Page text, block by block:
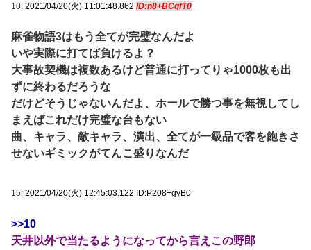
10: 2021/04/20(火) 11:01:48.862 ID:n8+BCqfT0
麻雀物語3はもう全てが完璧なんだよ
いや実際に打てば負けるよ？
大事故契機は複数あるけど普通に打ってりゃ1000枚も出
ずに終わるだろうな
だけどそうじゃないんだよ、ホールで勝つ事を無視してし
まえばこれだけ完璧な台もない
曲、キャラ、敵キャラ、演出、全てが一級品で客を飽きさ
せないギミックがてんこ盛りなんだ
15: 2021/04/20(火) 12:45:03.122 ID:P208+gyB0
>>10
天井以外で当たるようになってから言えこの野郎